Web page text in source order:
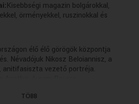
Kisebbségi magazin bolgárokkal,
örményekkel, ruszinokkal és
élő élő görögök központja
Névadójuk Nikosz Beloiannisz, a
anitifasiszta vezető portréja.
Vasilios Latiotis,
Kolosakas, titkár, AKSZ; Giannis
TÖBB